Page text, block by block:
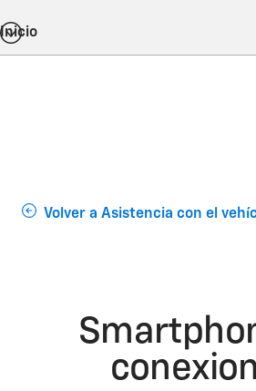
Inicio
Volver a Asistencia con el